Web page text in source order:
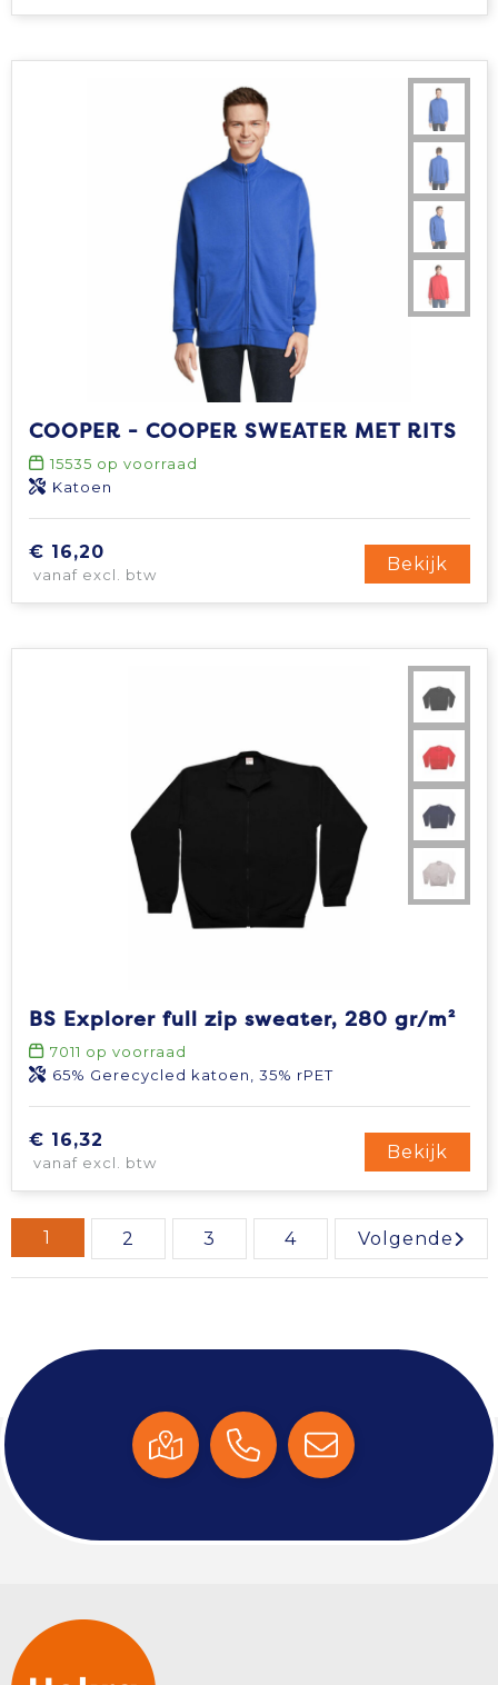
COOPER - COOPER SWEATER MET RITS
15535 op voorraad
Katoen
€ 16,20
vanaf excl. btw
Bekijk
BS Explorer full zip sweater, 280 gr/m²
7011 op voorraad
65% Gerecycled katoen, 35% rPET
€ 16,32
vanaf excl. btw
Bekijk
1 2 3 4 Volgende